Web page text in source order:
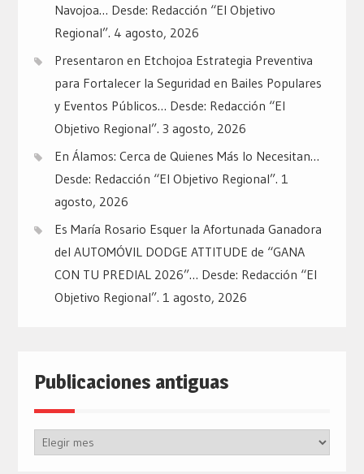
Navojoa… Desde: Redacción “El Objetivo
Regional”. 4 agosto, 2026
Presentaron en Etchojoa Estrategia Preventiva
para Fortalecer la Seguridad en Bailes Populares
y Eventos Públicos… Desde: Redacción “El
Objetivo Regional”. 3 agosto, 2026
En Álamos: Cerca de Quienes Más lo Necesitan…
Desde: Redacción “El Objetivo Regional”. 1
agosto, 2026
Es María Rosario Esquer la Afortunada Ganadora
del AUTOMÓVIL DODGE ATTITUDE de “GANA
CON TU PREDIAL 2026”… Desde: Redacción “El
Objetivo Regional”. 1 agosto, 2026
Publicaciones antiguas
Publicaciones